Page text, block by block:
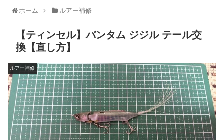
ホーム ルアー補修
【ティンセル】バンタム ジジル テール交
換【直し方】
ルアー補修